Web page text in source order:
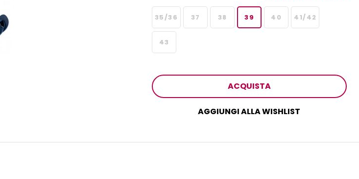
35/36 37 38 39 40 41/42
43
ACQUISTA
AGGIUNGI ALLA WISHLIST